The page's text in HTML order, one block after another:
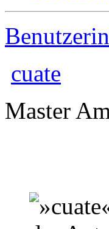
cuate
Master